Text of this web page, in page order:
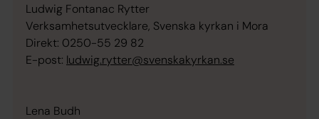
Ludwig Fontanac Rytter
Verksamhetsutvecklare, Svenska kyrkan i Mora
Direkt: 0250-55 29 82
E-post: ludwig.rytter@svenskakyrkan.se
Lena Budh